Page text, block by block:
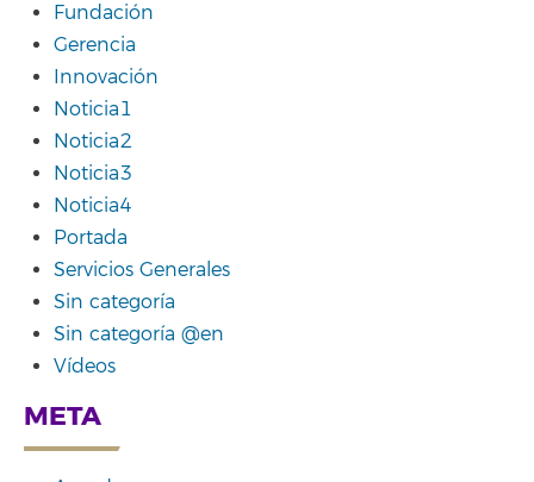
Fundación
Gerencia
Innovación
Noticia1
Noticia2
Noticia3
Noticia4
Portada
Servicios Generales
Sin categoría
Sin categoría @en
Vídeos
META